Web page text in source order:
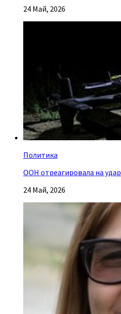
24 Май, 2026
Политика
ООН отреагировала на
24 Май, 2026